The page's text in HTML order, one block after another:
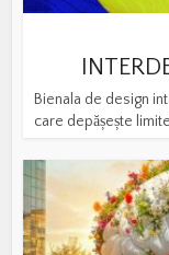
Bienala de design
care depășește